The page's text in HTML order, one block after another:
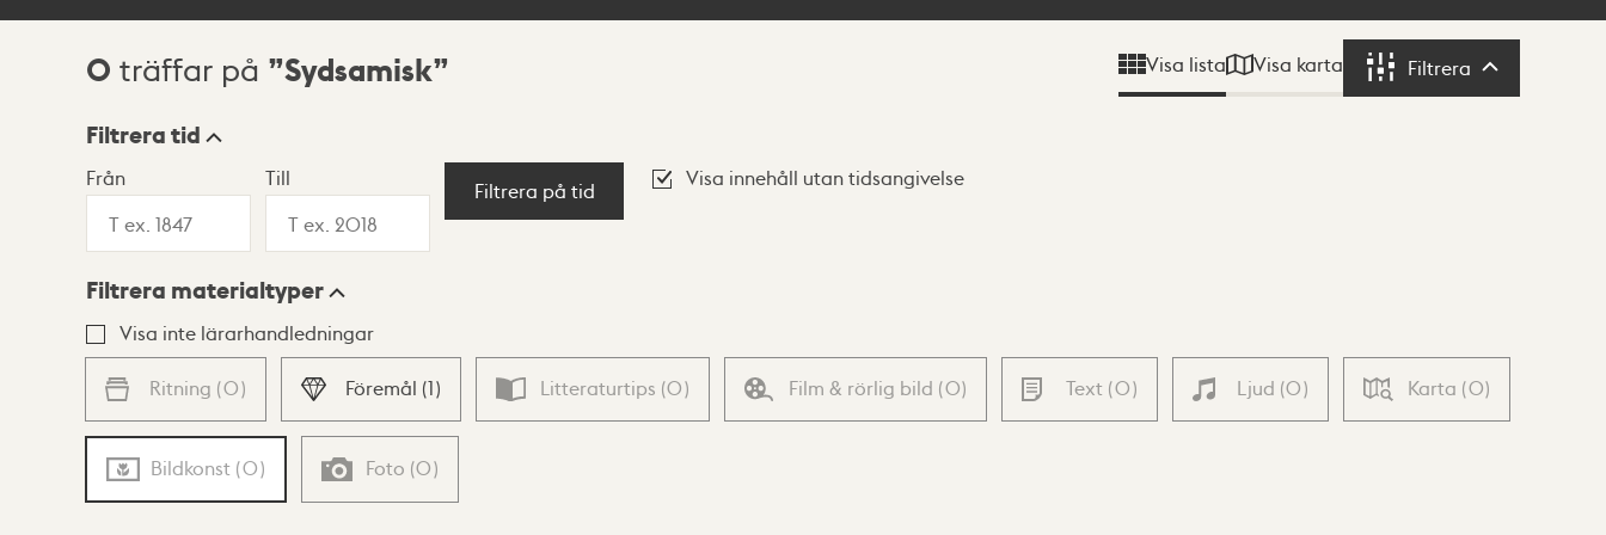
Sökresultat
0 träffar på Sydsamisk Visa lista Visa karta Filtrera Filtrera
Visningsläge
Lista Karta
Filtrera tid
Från Till
Filtrera på tid
Visa innehåll utan tidsangivelse
Filtrera materialtyper
Visa inte lärarhandledningar
Ritning (0) Föremål (1) Litteraturtips (0) Film & rörlig bild (0) Text (0) Ljud (0) Karta (0)
Bildkonst (0) Foto (0)